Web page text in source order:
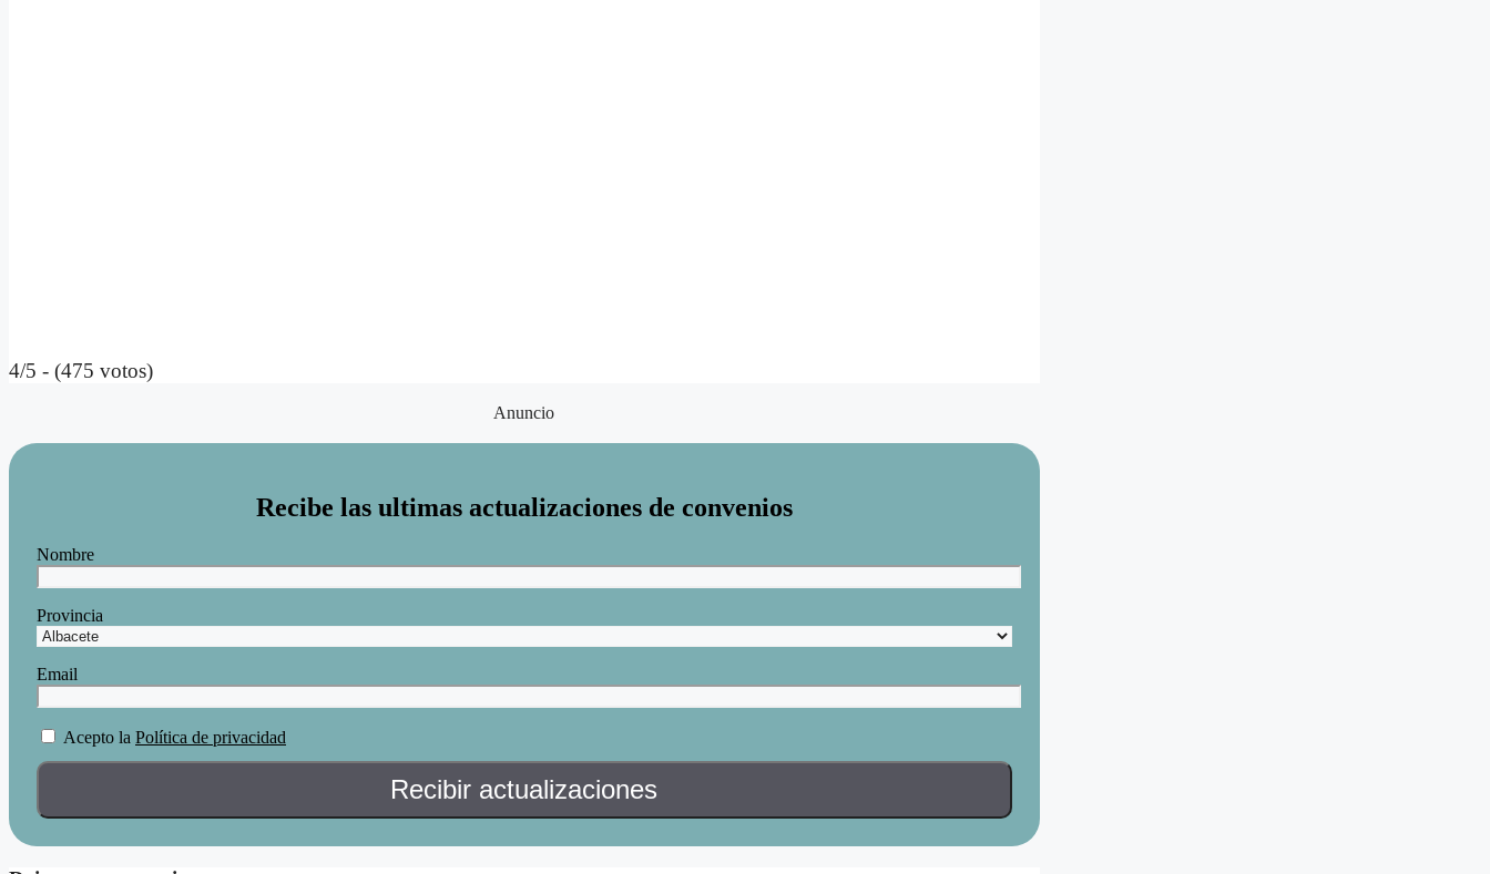
4/5 - (475 votos)
Anuncio
Recibe las ultimas actualizaciones de convenios
Nombre
Provincia
Email
Acepto la Política de privacidad